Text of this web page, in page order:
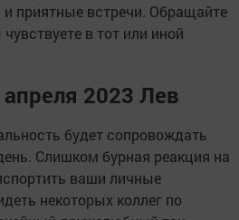
приятные встречи. Обращайте
в тот или иной
2023 Лев
будет сопровождать
Слишком бурная реакция на
ваши личные
некоторых коллег по